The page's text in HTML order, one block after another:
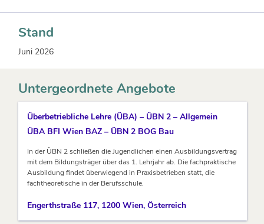
Stand
Juni 2026
Untergeordnete Angebote
Überbetriebliche Lehre (ÜBA) – ÜBN 2 – Allgemein
ÜBA BFI Wien BAZ – ÜBN 2 BOG Bau
In der ÜBN 2 schließen die Jugendlichen einen Ausbildungsvertrag
mit dem Bildungsträger über das 1. Lehrjahr ab. Die fachpraktische
Ausbildung findet überwiegend in Praxisbetrieben statt, die
fachtheoretische in der Berufsschule.
Engerthstraße 117, 1200 Wien, Österreich